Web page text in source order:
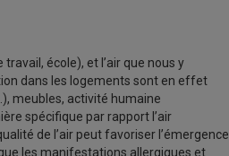
école), et l’air que nous y
dans les logements sont en effet
meubles, activité humaine
spécifique par rapport l’air
de l’air peut favoriser l’émergence
les manifestations allergiques et